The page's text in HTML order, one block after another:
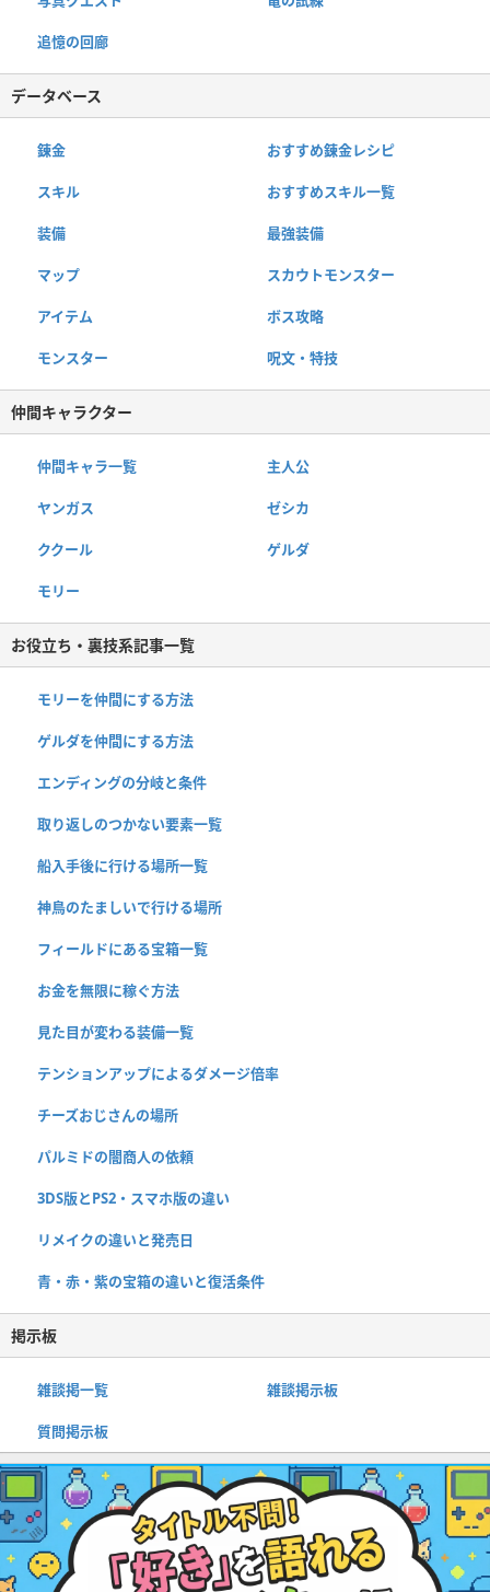
追憶の回廊
データベース
錬金 おすすめ錬金レシピ
スキル おすすめスキル一覧
装備 最強装備
マップ スカウトモンスター
アイテム ボス攻略
モンスター 呪文・特技
仲間キャラクター
仲間キャラ一覧 主人公
ヤンガス ゼシカ
ククール ゲルダ
モリー
お役立ち・裏技系記事一覧
モリーを仲間にする方法
ゲルダを仲間にする方法
エンディングの分岐と条件
取り返しのつかない要素一覧
船入手後に行ける場所一覧
神鳥のたましいで行ける場所
フィールドにある宝箱一覧
お金を無限に稼ぐ方法
見た目が変わる装備一覧
テンションアップによるダメージ倍率
チーズおじさんの場所
パルミドの闇商人の依頼
3DS版とPS2・スマホ版の違い
リメイクの違いと発売日
青・赤・紫の宝箱の違いと復活条件
掲示板
雑談掲一覧 雑談掲示板
質問掲示板